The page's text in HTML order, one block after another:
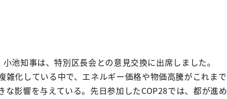
池知事は、特別区長会との意見交換に出席しました。
雑化している中で、エネルギー価格や物価高騰がこれまで
な影響を与えている。先日参加したCOP28では、都が進め